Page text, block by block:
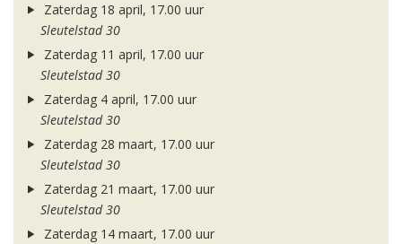
Zaterdag 18 april, 17.00 uur
Sleutelstad 30
Zaterdag 11 april, 17.00 uur
Sleutelstad 30
Zaterdag 4 april, 17.00 uur
Sleutelstad 30
Zaterdag 28 maart, 17.00 uur
Sleutelstad 30
Zaterdag 21 maart, 17.00 uur
Sleutelstad 30
Zaterdag 14 maart, 17.00 uur